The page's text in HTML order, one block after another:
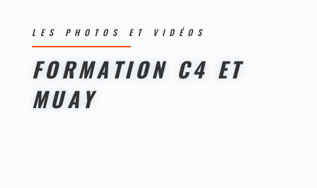
LES PHOTOS ET VIDÉOS
FORMATION C4 ET
MUAY